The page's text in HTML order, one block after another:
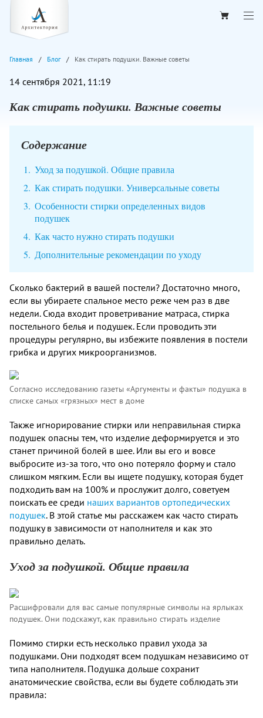
Главная Блог Как стирать подушки. Важные советы
14 сентября 2021, 11:19
Как стирать подушки. Важные советы
Содержание
Уход за подушкой. Общие правила
Как стирать подушки. Универсальные советы
Особенности стирки определенных видов
подушек
Как часто нужно стирать подушки
Дополнительные рекомендации по уходу
Сколько бактерий в вашей постели? Достаточно много,
если вы убираете спальное место реже чем раз в две
недели. Сюда входит проветривание матраса, стирка
постельного белья и подушек. Если проводить эти
процедуры регулярно, вы избежите появления в постели
грибка и других микроорганизмов.
Согласно исследованию газеты «Аргументы и факты» подушка в
списке самых «грязных» мест в доме
Также игнорирование стирки или неправильная стирка
подушек опасны тем, что изделие деформируется и это
станет причиной болей в шее. Или вы его и вовсе
выбросите из-за того, что оно потеряло форму и стало
слишком мягким. Если вы ищете подушку, которая будет
подходить вам на 100% и прослужит долго, советуем
поискать ее среди наших вариантов ортопедических
подушек. В этой статье мы расскажем как часто стирать
подушку в зависимости от наполнителя и как это
правильно делать.
Уход за подушкой. Общие правила
Расшифровали для вас самые популярные символы на ярлыках
подушек. Они подскажут, как правильно стирать изделие
Помимо стирки есть несколько правил ухода за
подушками. Они подходят всем подушкам независимо от
типа наполнителя. Подушка дольше сохранит
анатомические свойства, если вы будете соблюдать эти
правила: